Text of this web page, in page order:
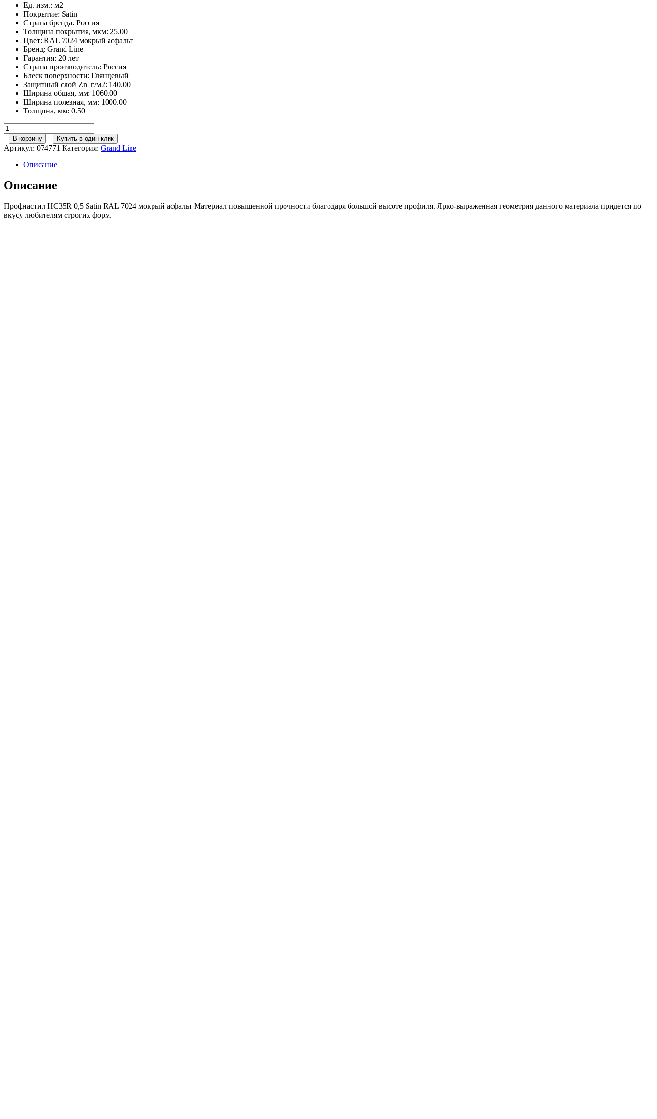
Ед. изм.: м2
Покрытие: Satin
Страна бренда: Россия
Толщина покрытия, мкм: 25.00
Цвет: RAL 7024 мокрый асфальт
Бренд: Grand Line
Гарантия: 20 лет
Страна производитель: Россия
Блеск поверхности: Глянцевый
Защитный слой Zn, г/м2: 140.00
Ширина общая, мм: 1060.00
Ширина полезная, мм: 1000.00
Толщина, мм: 0.50
Количество
товара
Профнастил
HC35R
RAL
7024
асфальт
В корзину Купить в один клик
Артикул: 074771 Категория: Grand Line
Описание
Описание
Профнастил HC35R 0,5 Satin RAL 7024 мокрый асфальт Материал повышенной прочности благодаря большой высоте профиля. Ярко-выраженная геометрия данного материала придется по
вкусу любителям строгих форм.